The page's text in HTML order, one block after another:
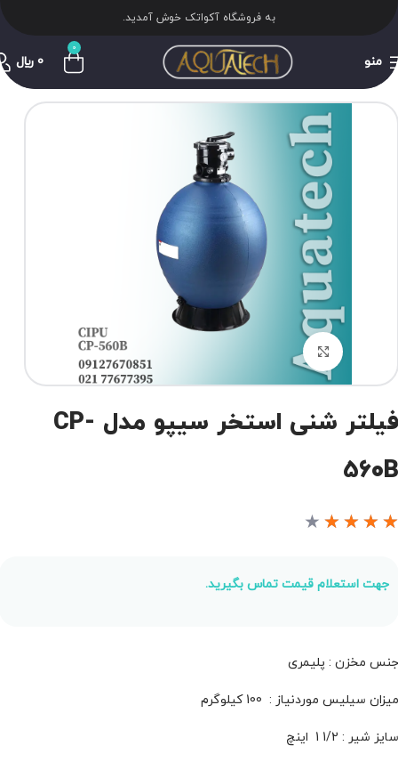
به فروشگاه آکواتک خوش آمدید.
منو
0
0 ﷼
برای بزرگنمایی کلیک کنید
فیلتر شنی استخر سیپو مدل CP-
★
★
★
★
جهت استعلام قیمت تماس بگیرید.
مخزن : پلیمری
سیلیس موردنیاز : 100 کیلوگرم
شیر : 1/2 1 اینچ